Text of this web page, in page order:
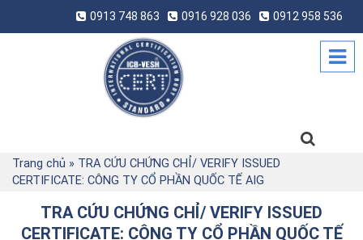
0913 748 863 0916 928 036 0912 958 536
Trang chủ » TRA CỨU CHỨNG CHỈ/ VERIFY ISSUED
CERTIFICATE: CÔNG TY CỔ PHẦN QUỐC TẾ AIG
TRA CỨU CHỨNG CHỈ/ VERIFY ISSUED
CERTIFICATE: CÔNG TY CỔ PHẦN QUỐC TẾ